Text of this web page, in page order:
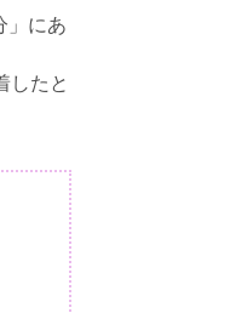
」にあ
したと